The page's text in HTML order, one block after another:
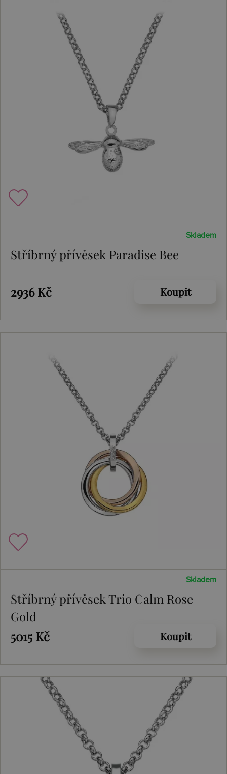
Skladem
Stříbrný přívěsek Paradise Bee
2936 Kč Koupit
Skladem
Stříbrný přívěsek Trio Calm Rose
Gold
5015 Kč
Koupit